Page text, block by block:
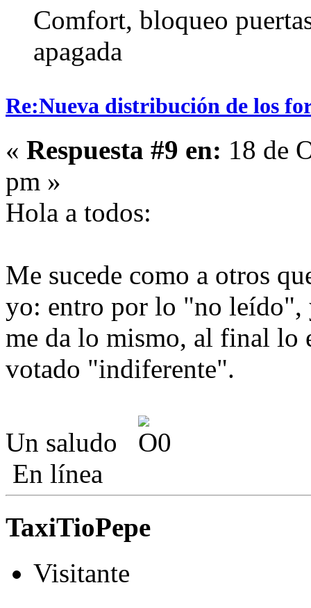
Comfort, bloqueo
apagada
Re:Nueva distribución de los
« Respuesta #9 en: 18 de
pm »
Hola a todos:
Me sucede como a otros
yo: entro por lo "no leído",
me da lo mismo, al final lo
votado "indiferente".
Un saludo
En línea
TaxiTioPepe
Visitante